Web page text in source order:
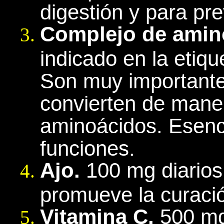
digestión y para
Complejo de
indicado en la
Son muy
convierten de
aminoácidos.
funciones.
Ajo. 100 mg
promueve la
Vitamina C. 500